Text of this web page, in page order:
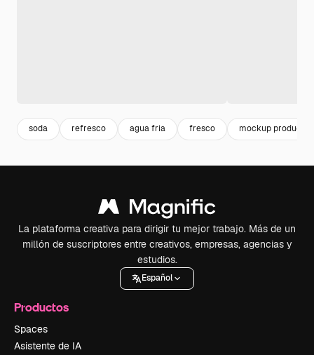
soda refresco agua fria fresco mockup producto
La plataforma creativa para dirigir tu mejor trabajo. Más de un
millón de suscriptores entre creativos, empresas, agencias y
estudios.
Español
Productos
Spaces
Asistente de IA